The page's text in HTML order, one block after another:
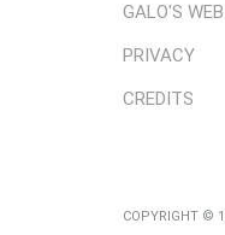
GALO'S
PRIVACY
CREDITS
COPYRIGHT ©